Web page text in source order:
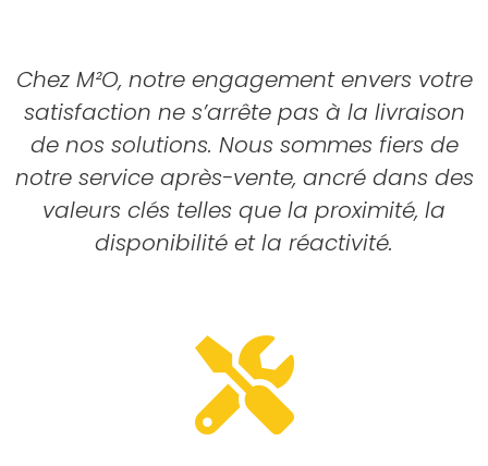
Chez M²O, notre engagement envers votre
satisfaction ne s’arrête pas à la livraison
de nos solutions. Nous sommes fiers de
notre service après-vente, ancré dans des
valeurs clés telles que la proximité, la
disponibilité et la réactivité.